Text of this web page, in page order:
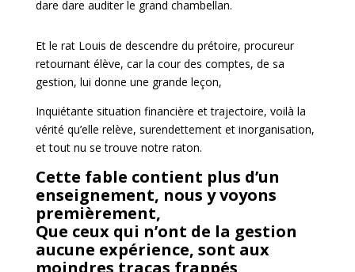
dare dare auditer le grand chambellan.
Et le rat Louis de descendre du prétoire, procureur
retournant élève, car la cour des comptes, de sa
gestion, lui donne une grande leçon,
Inquiétante situation financière et trajectoire, voilà la
vérité qu’elle relève, surendettement et inorganisation,
et tout nu se trouve notre raton.
Cette fable contient plus d’un
enseignement, nous y voyons
premièrement,
Que ceux qui n’ont de la gestion
aucune expérience, sont aux
moindres tracas frappés